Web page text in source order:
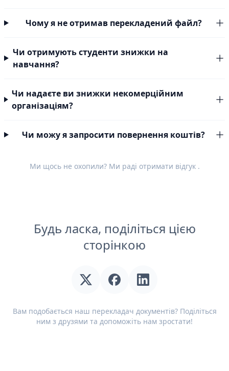
Чому я не отримав перекладений файл?
Чи отримують студенти знижки на
навчання?
Чи надаєте ви знижки некомерційним
організаціям?
Чи можу я запросити повернення коштів?
Ми щось не охопили? Ми раді отримати відгук.
Будь ласка, поділіться цією
сторінкою
Вам подобається наш перекладач документів? Поділіться
ним з друзями та допоможіть нам зростати!